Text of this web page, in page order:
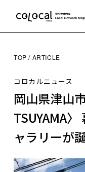
TOP ARTICLE
コロカルニュース
岡山県津山
TSUYAMA
ャラリーが